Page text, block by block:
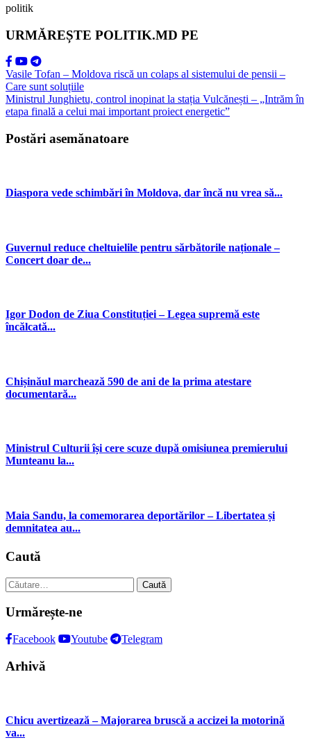
politik
URMĂREȘTE POLITIK.MD PE
Vasile Tofan – Moldova riscă un colaps al sistemului de pensii –
Care sunt soluțiile
Ministrul Junghietu, control inopinat la stația Vulcănești – „Intrăm în
etapa finală a celui mai important proiect energetic”
Postări asemănatoare
Diaspora vede schimbări în Moldova, dar încă nu vrea să...
Guvernul reduce cheltuielile pentru sărbătorile naționale –
Concert doar de...
Igor Dodon de Ziua Constituției – Legea supremă este
încălcată...
Chișinăul marchează 590 de ani de la prima atestare
documentară...
Ministrul Culturii își cere scuze după omisiunea premierului
Munteanu la...
Maia Sandu, la comemorarea deportărilor – Libertatea și
demnitatea au...
Caută
Caută
după:
Urmărește-ne
Facebook Youtube Telegram
Arhivă
Chicu avertizează – Majorarea bruscă a accizei la motorină
va...